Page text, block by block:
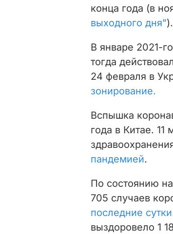
конца года (в
выходного дня").
В январе 2021-
тогда
24 февраля в
зонирование.
Вспышка
года в Китае. 11
пандемией.
По состоянию
705 случаев
последние сутки
выздоровело 1